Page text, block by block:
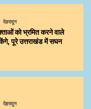
देहरादून
को भ्रमित करने वाले
पूरे उत्तराखंड में सघन
देहरादून